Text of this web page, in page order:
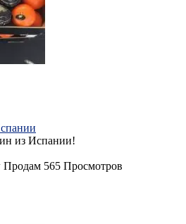
из Испании!
Продам 565 Просмотров